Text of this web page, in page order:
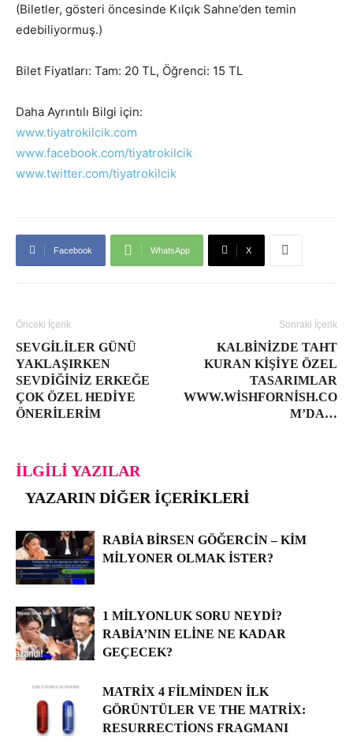
(Biletler, gösteri öncesinde Kılçık Sahne’den temin
edebiliyormuş.)
Bilet Fiyatları: Tam: 20 TL, Öğrenci: 15 TL
Daha Ayrıntılı Bilgi için:
www.tiyatrokilcik.com
www.facebook.com/tiyatrokilcik
www.twitter.com/tiyatrokilcik
Facebook WhatsApp X
Önceki İçerik
SEVGILILER GÜNÜ
YAKLAŞIRKEN
SEVDIĞINIZ ERKEĞE
ÇOK ÖZEL HEDIYE
ÖNERILERIM
Sonraki İçerik
KALBINIZDE TAHT
KURAN KIŞIYE ÖZEL
TASARIMLAR
WWW.WISHFORNISH.CO
M’DA…
İLGILI YAZILAR
YAZARIN DIĞER İÇERIKLERI
RABIA BIRSEN GÖĞERCIN – KIM
MILYONER OLMAK İSTER?
1 MILYONLUK SORU NEYDI?
RABIA’NIN ELINE NE KADAR
GEÇECEK?
MATRIX 4 FILMINDEN İLK
GÖRÜNTÜLER VE THE MATRIX:
RESURRECTIONS FRAGMANI